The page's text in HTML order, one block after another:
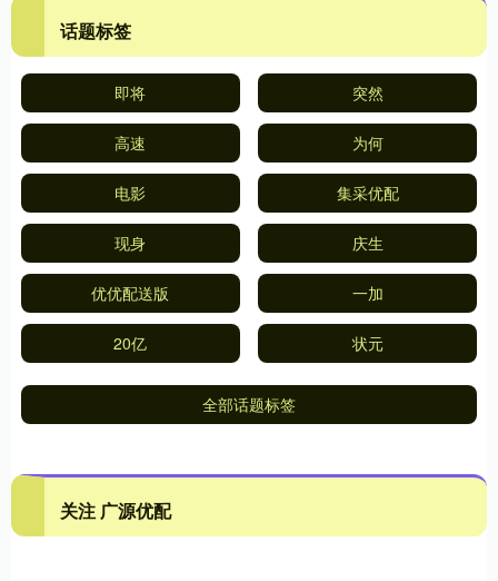
话题标签
即将 突然
高速 为何
电影 集采优配
现身 庆生
优优配送版 一加
20亿 状元
全部话题标签
关注 广源优配